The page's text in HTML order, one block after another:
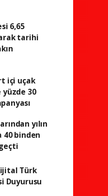
6,65
tarihi
içi uçak
30
yılın
40 binden
Türk
Duyurusu